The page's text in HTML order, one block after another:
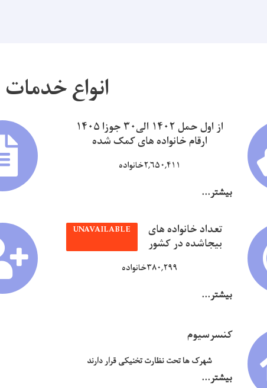
انواع خدمات
از اول حمل ۱۴۰۲ الی۳۰ جوزا ۱۴۰۵
ارقام خانواده های کمک شده
۲,۶۵۰,۴۱۱خانواده
بیشتر...
تعداد خانواده های
بیجاشده در کشور
UNAVAILABLE
۳۸۰,۲۹۹خانواده
بیشتر...
کنسرسیوم
شهرک ها تحت نظارت تخنیکی قرار دارند
بیشتر...